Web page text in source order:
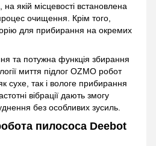
якій місцевості встановлена
очищення. Крім того,
для прибирання на окремих
та потужна функція збирання
миття підлог OZMO робот
сухе, так і вологе прибирання
вібрації дають змогу
без особливих зусиль.
пилососа Deebot